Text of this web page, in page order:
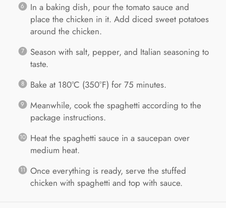
In a baking dish, pour the tomato sauce and
place the chicken in it. Add diced sweet potatoes
around the chicken.
Season with salt, pepper, and Italian seasoning to
taste.
Bake at 180°C (350°F) for 75 minutes.
Meanwhile, cook the spaghetti according to the
package instructions.
Heat the spaghetti sauce in a saucepan over
medium heat.
Once everything is ready, serve the stuffed
chicken with spaghetti and top with sauce.